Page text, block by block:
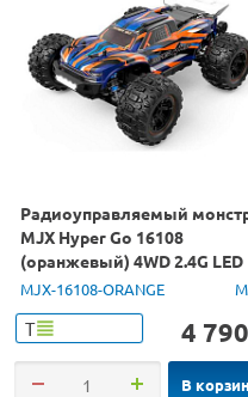
Радиоуправляемый
MJX Hyper Go 16108
(оранжевый) 4WD 2.4G LED
1/16 RTR
MJX-16108-ORANGE
Т 4 790
В